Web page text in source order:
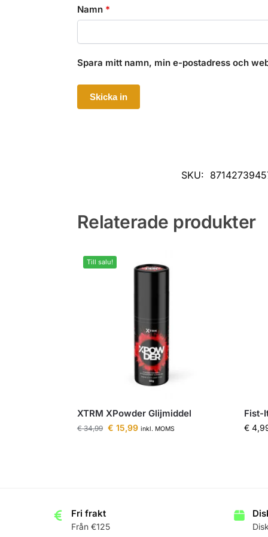
Namn *
Spara mitt namn, min e-postadress och
SKU:
Relaterade produkter
Till salu!
XTRM XPowder Glijmiddel
€34,99 € 15,99 inkl. MOMS
Fist-
€
Fri frakt
Från €125